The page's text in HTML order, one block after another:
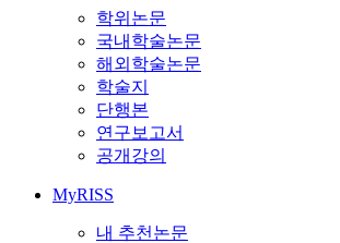
학위논문
국내학술논문
해외학술논문
학술지
단행본
연구보고서
공개강의
MyRISS
내 추천논문